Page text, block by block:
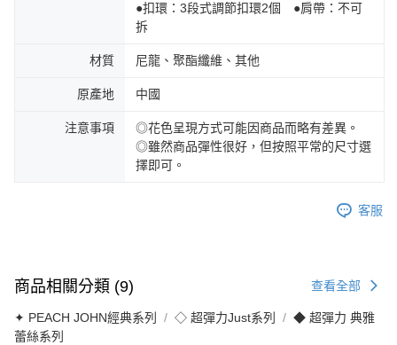
●扣環：3段式調節扣環2個 ●肩帶：不可
拆
材質 尼龍、聚酯纖維、其他
原產地 中國
注意事項
◎花色呈現方式可能因商品而略有差異。
◎雖然商品彈性很好，但按照平常的尺寸選
擇即可。
客服
商品相關分類 (9) 查看全部
✦ PEACH JOHN經典系列 ◇ 超彈力Just系列
◆ 超彈力 典雅
蕾絲系列